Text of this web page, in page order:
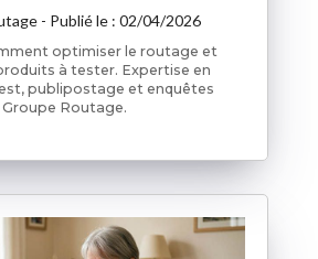
- Publié le : 02/04/2026
optimiser le routage et
à tester. Expertise en
publipostage et enquêtes
Routage.